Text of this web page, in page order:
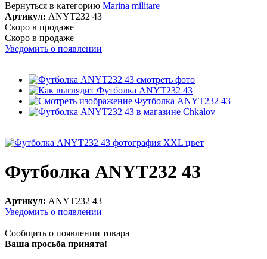
Вернуться в категорию Marina militare
Артикул: ANYT232 43
Скоро в продаже
Скоро в продаже
Уведомить о появлении
Футболка ANYT232 43
Артикул: ANYT232 43
Уведомить о появлении
Сообщить о появлении товара
Ваша просьба принята!